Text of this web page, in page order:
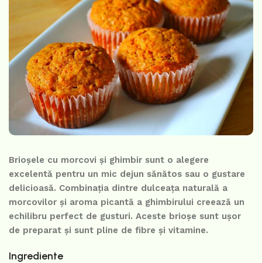
Brioșele cu morcovi și ghimbir sunt o alegere
excelentă pentru un mic dejun sănătos sau o gustare
delicioasă. Combinația dintre dulceața naturală a
morcovilor și aroma picantă a ghimbirului creează un
echilibru perfect de gusturi. Aceste brioșe sunt ușor
de preparat și sunt pline de fibre și vitamine.
Ingrediente